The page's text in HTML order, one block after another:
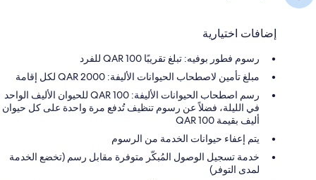
إضافات اختيارية
رسوم فطور بوفيه: تبلغ تقريبًا 100 QAR للفرد
مبلغ تأمين لاصطحاب الحيوانات الأليفة: 2000 QAR لكل إقامة
رسم اصطحاب الحيوانات الأليفة: 100 QAR للحيوان الأليف الواحد
في الليلة، فضلاً عن رسوم تنظيف تُدفع مرة واحدة على كل حيوان
أليف بقيمة 100 QAR
يتم إعفاء حيوانات الخدمة من الرسوم
خدمة تسجيل الوصول المُبكّر متوفرة مقابل رسم (تخضع الخدمة
لمدى التوفر)